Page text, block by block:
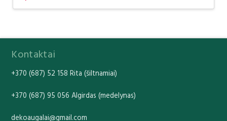
Kontaktai
+370 (687) 52 158 Rita (šiltnamiai)
+370 (687) 95 056 Algirdas (medelynas)
dekoaugalai@gmail.com